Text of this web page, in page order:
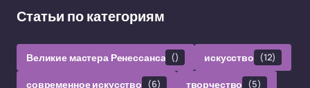
Статьи по категориям
Великие мастера Ренессанса () искусство (12)
современное искусство (6) творчество (5)